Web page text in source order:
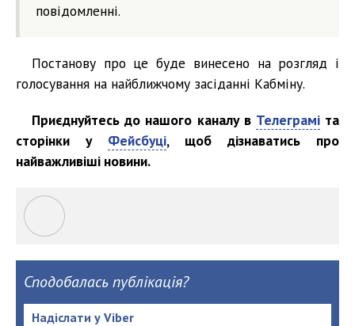
повідомленні.
Постанову про це буде винесено на розгляд і
голосування на найближчому засіданні Кабміну.
Приєднуйтесь до нашого каналу в Телеграміта
сторінки у Фейсбуці, щоб дізнаватись про
найважливіші новини.
Сподобалась публікація?
Надіслати у Viber